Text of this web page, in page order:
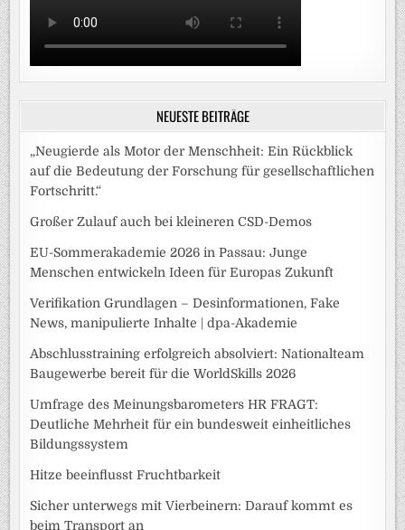
NEUESTE BEITRÄGE
„Neugierde als Motor der Menschheit: Ein Rückblick
auf die Bedeutung der Forschung für gesellschaftlichen
Fortschritt.“
Großer Zulauf auch bei kleineren CSD-Demos
EU-Sommerakademie 2026 in Passau: Junge
Menschen entwickeln Ideen für Europas Zukunft
Verifikation Grundlagen – Desinformationen, Fake
News, manipulierte Inhalte | dpa-Akademie
Abschlusstraining erfolgreich absolviert: Nationalteam
Baugewerbe bereit für die WorldSkills 2026
Umfrage des Meinungsbarometers HR FRAGT:
Deutliche Mehrheit für ein bundesweit einheitliches
Bildungssystem
Hitze beeinflusst Fruchtbarkeit
Sicher unterwegs mit Vierbeinern: Darauf kommt es
beim Transport an